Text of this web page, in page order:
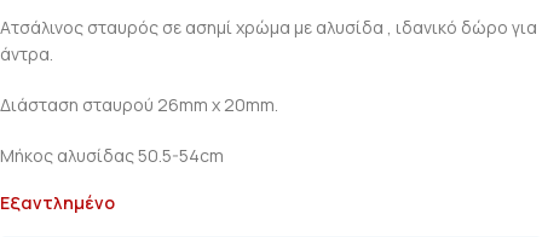
Ατσάλινος σταυρός σε ασημί χρώμα με αλυσίδα , ιδανικό δώρο για
άντρα.
Διάσταση σταυρού 26mm x 20mm.
Μήκος αλυσίδας 50.5-54cm
Εξαντλημένο